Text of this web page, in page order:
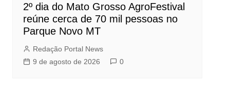
2º dia do Mato Grosso AgroFestival
reúne cerca de 70 mil pessoas no
Parque Novo MT
Redação Portal News
9 de agosto de 2026
0